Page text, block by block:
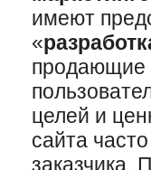
имеют
«
продающие
целей и
сайта
заказчика.